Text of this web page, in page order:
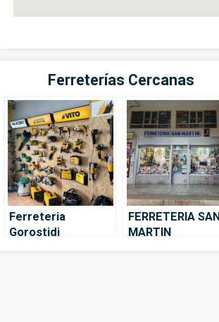
Ferreterías Cercanas
Ferreteria
Gorostidi
FERRETERIA SAN
MARTIN